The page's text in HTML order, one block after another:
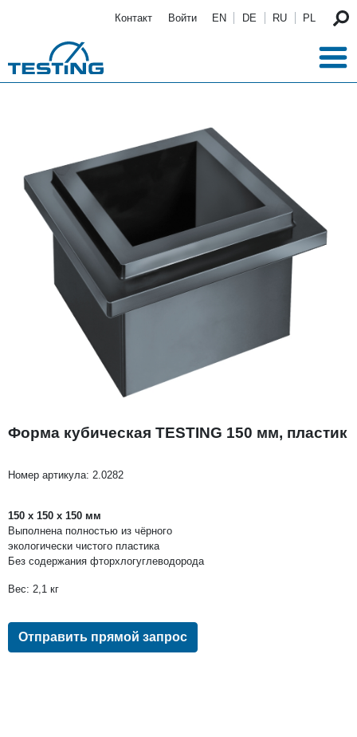
Контакт Войти EN DE RU PL
Форма кубическая TESTING 150 мм, пластик
Номер артикула: 2.0282
150 x 150 x 150 мм
Выполнена полностью из чёрного
экологически чистого пластика
Без содержания фторхлогуглеводорода
Вес: 2,1 кг
Отправить прямой запрос